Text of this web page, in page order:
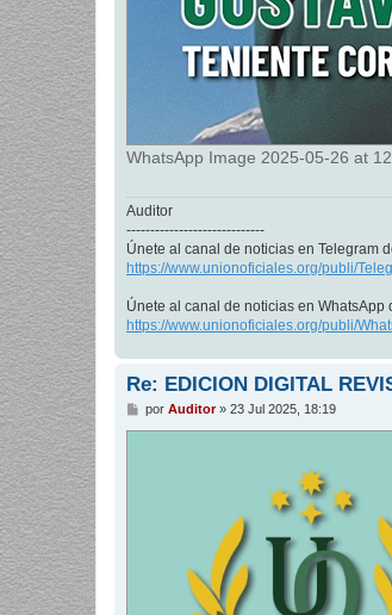
WhatsApp Image 2025-05-26 at
Auditor
-----------------------------
Únete al canal de noticias en Telegram
https://www.unionoficiales.org/publi/
Únete al canal de noticias en WhatsApp
https://www.unionoficiales.org/publi/
Re: EDICION DIGITAL
M
por Auditor» 23 Jul 2025, 18:19